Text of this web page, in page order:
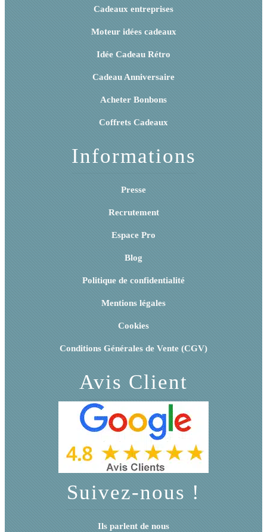
Cadeaux entreprises
Moteur idées cadeaux
Idée Cadeau Rétro
Cadeau Anniversaire
Acheter Bonbons
Coffrets Cadeaux
Informations
Presse
Recrutement
Espace Pro
Blog
Politique de confidentialité
Mentions légales
Cookies
Conditions Générales de Vente (CGV)
Avis Client
Suivez-nous !
Ils parlent de nous